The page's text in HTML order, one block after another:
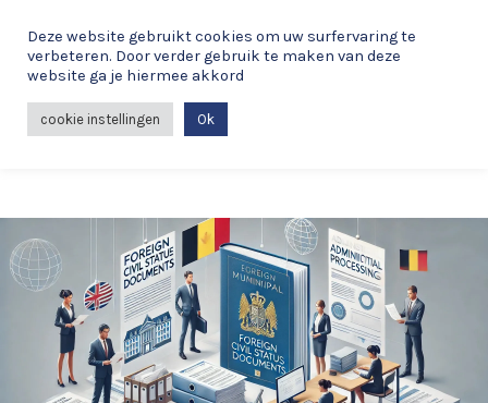
naar
inhoud
Deze website gebruikt cookies om uw surfervaring te
verbeteren. Door verder gebruik te maken van deze
website ga je hiermee akkord
cookie instellingen Ok